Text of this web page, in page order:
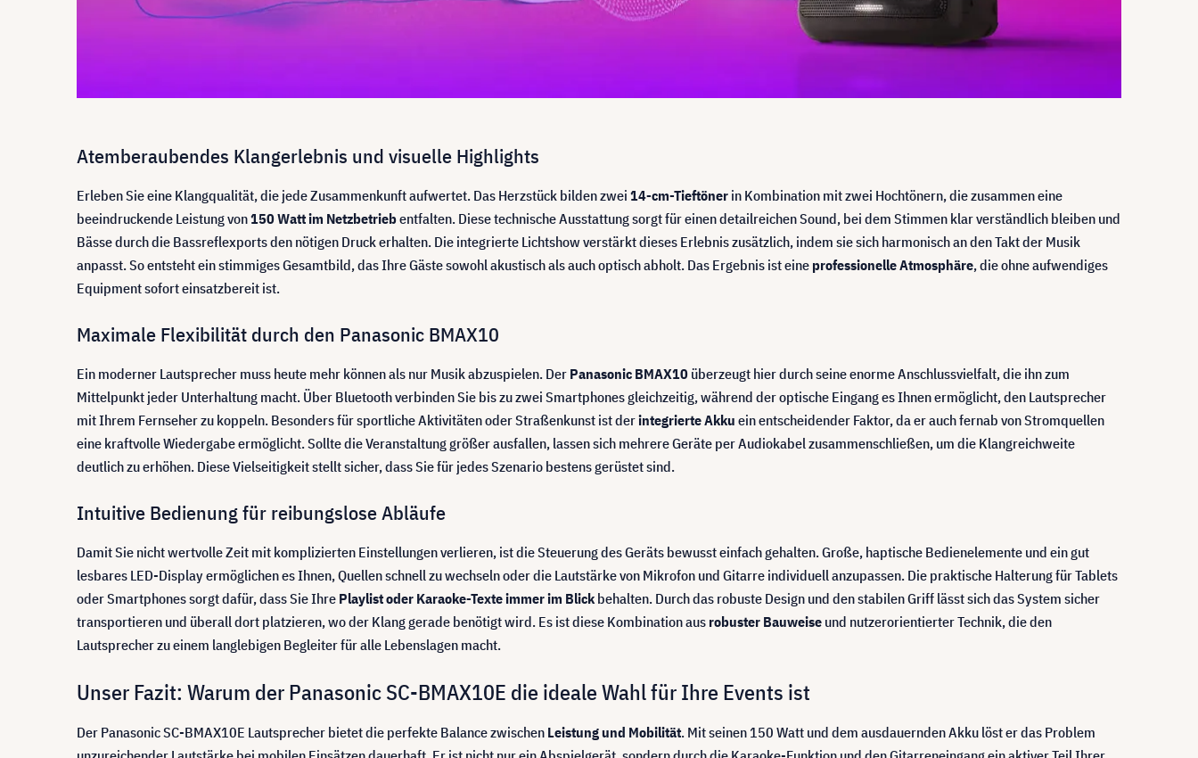
Atemberaubendes Klangerlebnis und visuelle Highlights
Erleben Sie eine Klangqualität, die jede Zusammenkunft aufwertet. Das Herzstück bilden zwei 14-cm-Tieftöner in Kombination mit zwei Hochtönern, die zusammen eine
beeindruckende Leistung von150 Watt im Netzbetriebentfalten. Diese technische Ausstattung sorgt für einen detailreichen Sound, bei dem Stimmen klar verständlich bleiben und
Bässe durch die Bassreflexports den nötigen Druck erhalten. Die integrierte Lichtshow verstärkt dieses Erlebnis zusätzlich, indem sie sich harmonisch an den Takt der Musik
anpasst. So entsteht ein stimmiges Gesamtbild, das Ihre Gäste sowohl akustisch als auch optisch abholt. Das Ergebnis ist eine professionelle Atmosphäre, die ohne aufwendiges
Equipment sofort einsatzbereit ist.
Maximale Flexibilität durch den Panasonic BMAX10
Ein moderner Lautsprecher muss heute mehr können als nur Musik abzuspielen. Der Panasonic BMAX10 überzeugt hier durch seine enorme Anschlussvielfalt, die ihn zum
Mittelpunkt jeder Unterhaltung macht. Über Bluetooth verbinden Sie bis zu zwei Smartphones gleichzeitig, während der optische Eingang es Ihnen ermöglicht, den Lautsprecher
mit Ihrem Fernseher zu koppeln. Besonders für sportliche Aktivitäten oder Straßenkunst ist derintegrierte Akku ein entscheidender Faktor, da er auch fernab von Stromquellen
eine kraftvolle Wiedergabe ermöglicht. Sollte die Veranstaltung größer ausfallen, lassen sich mehrere Geräte per Audiokabel zusammenschließen, um die Klangreichweite
deutlich zu erhöhen. Diese Vielseitigkeit stellt sicher, dass Sie für jedes Szenario bestens gerüstet sind.
Intuitive Bedienung für reibungslose Abläufe
Damit Sie nicht wertvolle Zeit mit komplizierten Einstellungen verlieren, ist die Steuerung des Geräts bewusst einfach gehalten. Große, haptische Bedienelemente und ein gut
lesbares LED-Display ermöglichen es Ihnen, Quellen schnell zu wechseln oder die Lautstärke von Mikrofon und Gitarre individuell anzupassen. Die praktische Halterung für Tablets
oder Smartphones sorgt dafür, dass Sie Ihre Playlist oder Karaoke-Texte immer im Blick behalten. Durch das robuste Design und den stabilen Griff lässt sich das System sicher
transportieren und überall dort platzieren, wo der Klang gerade benötigt wird. Es ist diese Kombination aus robuster Bauweise und nutzerorientierter Technik, die den
Lautsprecher zu einem langlebigen Begleiter für alle Lebenslagen macht.
Unser Fazit: Warum der Panasonic SC-BMAX10E die ideale Wahl für Ihre Events ist
Der Panasonic SC-BMAX10E Lautsprecher bietet die perfekte Balance zwischen Leistung und Mobilität. Mit seinen 150 Watt und dem ausdauernden Akku löst er das Problem